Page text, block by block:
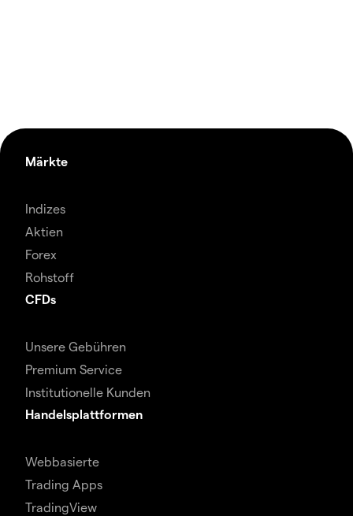
Märkte
Indizes
Aktien
Forex
Rohstoff
CFDs
Unsere Gebühren
Premium Service
Institutionelle Kunden
Handelsplattformen
Webbasierte
Trading Apps
TradingView